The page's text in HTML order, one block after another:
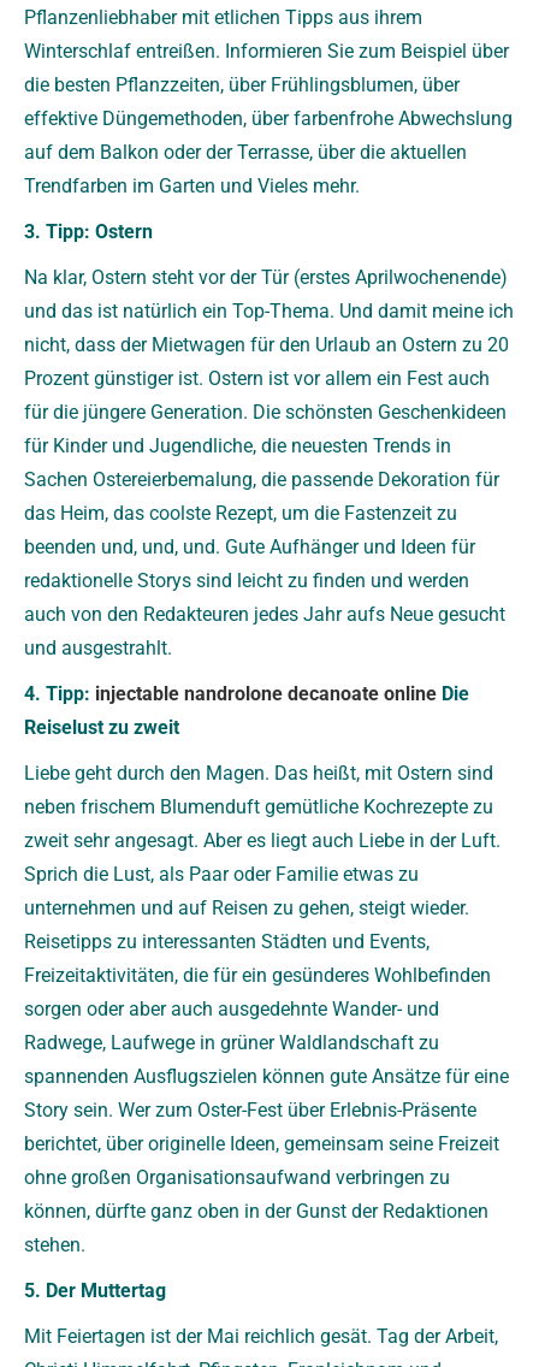
Pflanzenliebhaber mit etlichen Tipps aus ihrem
Winterschlaf entreißen. Informieren Sie zum Beispiel über
die besten Pflanzzeiten, über Frühlingsblumen, über
effektive Düngemethoden, über farbenfrohe Abwechslung
auf dem Balkon oder der Terrasse, über die aktuellen
Trendfarben im Garten und Vieles mehr.
3. Tipp: Ostern
Na klar, Ostern steht vor der Tür (erstes Aprilwochenende)
und das ist natürlich ein Top-Thema. Und damit meine ich
nicht, dass der Mietwagen für den Urlaub an Ostern zu 20
Prozent günstiger ist. Ostern ist vor allem ein Fest auch
für die jüngere Generation. Die schönsten Geschenkideen
für Kinder und Jugendliche, die neuesten Trends in
Sachen Ostereierbemalung, die passende Dekoration für
das Heim, das coolste Rezept, um die Fastenzeit zu
beenden und, und, und. Gute Aufhänger und Ideen für
redaktionelle Storys sind leicht zu finden und werden
auch von den Redakteuren jedes Jahr aufs Neue gesucht
und ausgestrahlt.
4. Tipp: injectable nandrolone decanoate online Die
Reiselust zu zweit
Liebe geht durch den Magen. Das heißt, mit Ostern sind
neben frischem Blumenduft gemütliche Kochrezepte zu
zweit sehr an­gesagt. Aber es liegt auch Liebe in der Luft.
Sprich die Lust, als Paar oder Familie etwas zu
unternehmen und auf Reisen zu gehen, steigt wieder.
Reisetipps zu interes­santen Städten und Events,
Freizeitaktivitäten, die für ein gesünderes Wohlbefinden
sorgen oder aber auch ausgedehnte Wander- und
Radwege, Laufwege in grüner Waldlandschaft zu
spannenden Ausflugszielen können gute Ansätze für eine
Story sein. Wer zum Oster-Fest über Erlebnis-Präsente
berichtet, über originelle Ideen, gemeinsam seine Freizeit
ohne großen Organisationsaufwand ver­brin­gen zu
können, dürfte ganz oben in der Gunst der Redaktionen
stehen.
5. Der Muttertag
Mit Feiertagen ist der Mai reichlich gesät. Tag der Arbeit,